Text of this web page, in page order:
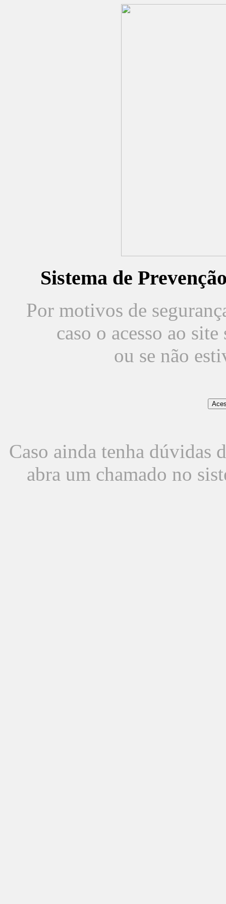
Sistema de
Por motivos de
caso o acesso ao
ou se não
Caso ainda tenha dúvidas
abra um chamado no